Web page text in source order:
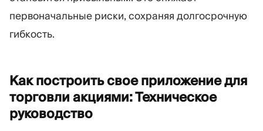
первоначальные риски, сохраняя долгосрочную
гибкость.
Как построить свое приложение для
торговли акциями: Техническое
руководство